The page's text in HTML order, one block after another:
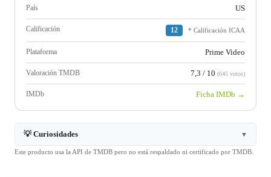
País US
Calificación 12 * Calificación ICAA
Plataforma Prime Video
Valoración TMDB 7,3 / 10 (645 votos)
IMDb Ficha IMDb →
💡 Curiosidades ▼
Este producto usa la API de TMDB pero no está respaldado ni certificado por TMDB.